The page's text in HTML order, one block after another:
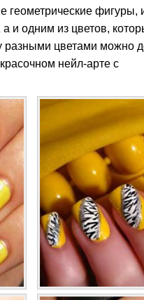
геометрические фигуры,
и одним из цветов,
разными цветами можно
нейл-арте с